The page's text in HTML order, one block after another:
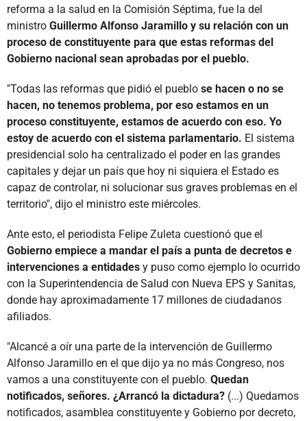
reforma a la salud en la Comisión Séptima, fue la del
ministro Guillermo Alfonso Jaramillo y su relación con un
proceso de constituyente para que estas reformas del
Gobierno nacional sean aprobadas por el pueblo.
"Todas las reformas que pidió el pueblo se hacen o no se
hacen, no tenemos problema, por eso estamos en un
proceso constituyente, estamos de acuerdo con eso. Yo
estoy de acuerdo con el sistema parlamentario. El sistema
presidencial solo ha centralizado el poder en las grandes
capitales y dejar un país que hoy ni siquiera el Estado es
capaz de controlar, ni solucionar sus graves problemas en el
territorio", dijo el ministro este miércoles.
Ante esto, el periodista Felipe Zuleta cuestionó que el
Gobierno empiece a mandar el país a punta de decretos e
intervenciones a entidades y puso como ejemplo lo ocurrido
con la Superintendencia de Salud con Nueva EPS y Sanitas,
donde hay aproximadamente 17 millones de ciudadanos
afiliados.
"Alcancé a oír una parte de la intervención de Guillermo
Alfonso Jaramillo en el que dijo ya no más Congreso, nos
vamos a una constituyente con el pueblo. Quedan
notificados, señores. ¿Arrancó la dictadura? (...) Quedamos
notificados, asamblea constituyente y Gobierno por decreto,